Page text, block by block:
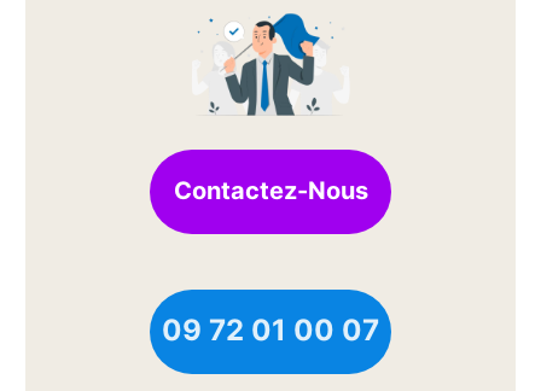
Contactez-Nous
09 72 01 00 07